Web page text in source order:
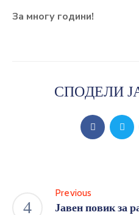
За многу години!
СПОДЕЛИ
Previous
Јавен повик за